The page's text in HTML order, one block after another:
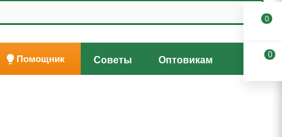
Помощник Советы Оптовикам
0
0